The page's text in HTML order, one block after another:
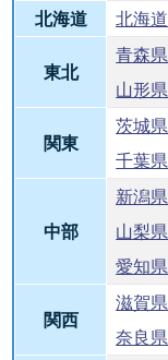
北海道 北海道
東北
青森県
山形県
関東
茨城県
千葉県
中部
新潟県
山梨県
愛知県
関西
滋賀県
奈良県